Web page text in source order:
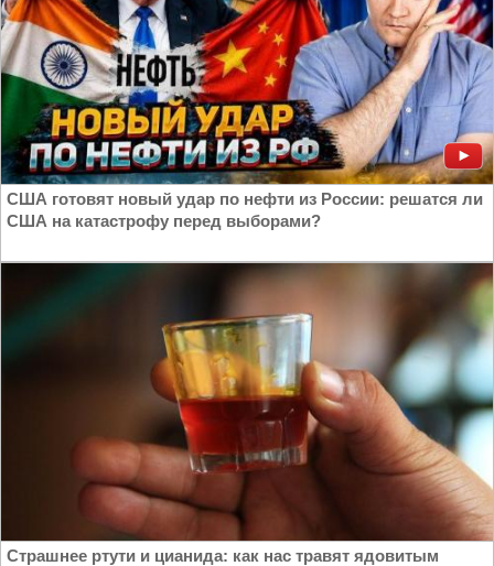
США готовят новый удар по нефти из России: решатся ли
США на катастрофу перед выборами?
Страшнее ртути и цианида: как нас травят ядовитым